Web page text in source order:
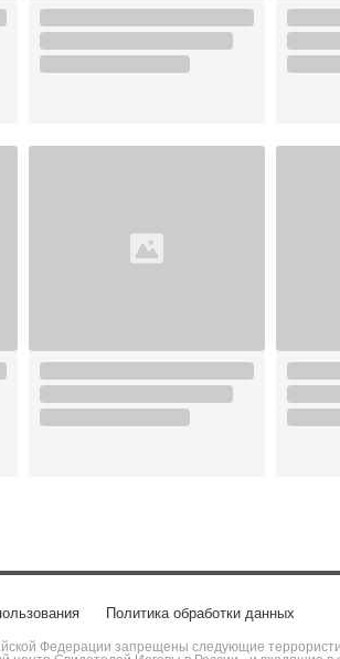
Политика обработки данных
Федерации запрещены следующие